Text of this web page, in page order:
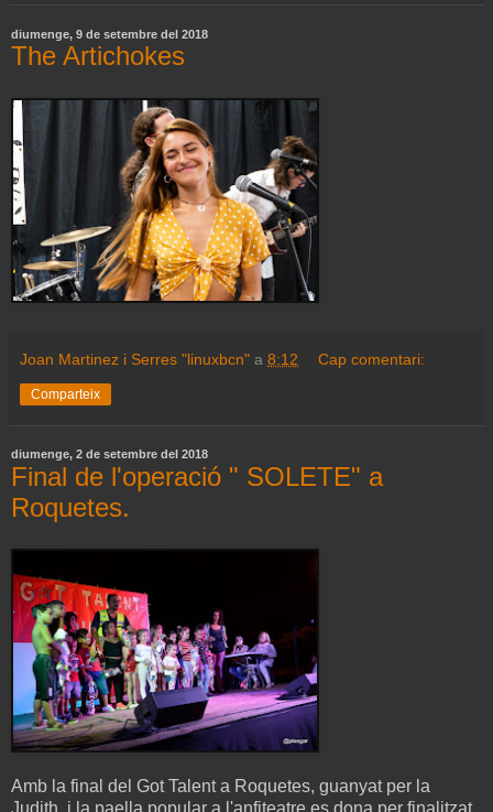
diumenge, 9 de setembre del 2018
The Artichokes
Joan Martinez i Serres "linuxbcn" a 8:12 Cap comentari:
Comparteix
diumenge, 2 de setembre del 2018
Final de l'operació " SOLETE" a
Roquetes.
Amb la final del Got Talent a Roquetes, guanyat per la